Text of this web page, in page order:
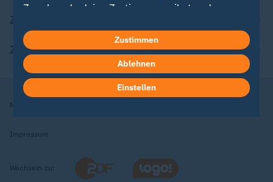
ZDFheute Apps
Nutzungsbedingungen
Impressum
Wechseln zu:
Zwecken du deine Zustimmung gibst und
kannst du jederzeit mit Wirkung für die Zukunft
in deinen Einstellungen widerrufen oder ändern.
Hier findest du das Impressum.
Weitere Informationen findest du in unserer
Zustimmen
Ablehnen
Einstellen